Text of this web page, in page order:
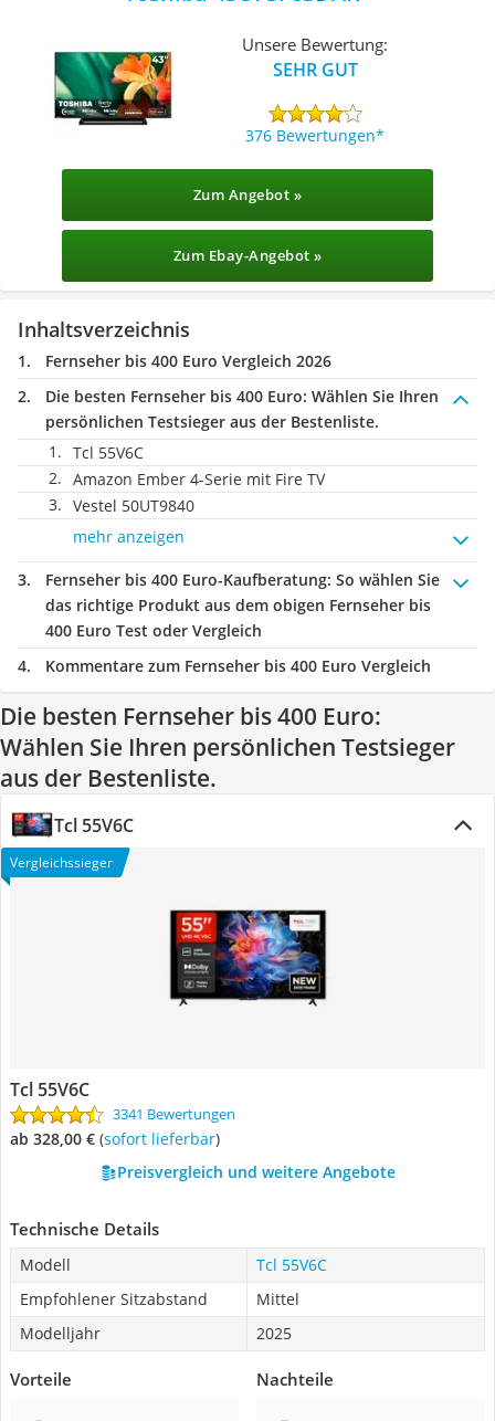
Unsere Bewertung:
SEHR GUT
376 Bewertungen
Zum Angebot »
Zum Ebay-Angebot »
Inhaltsverzeichnis
Fernseher bis 400 Euro Vergleich 2026
Die besten Fernseher bis 400 Euro: Wählen Sie Ihren
persönlichen Testsieger aus der Bestenliste.
Tcl 55V6C
Amazon Ember 4-Serie mit Fire TV
Vestel 50UT9840
mehr anzeigen
Fernseher bis 400 Euro-Kaufberatung: So wählen Sie
das richtige Produkt aus dem obigen Fernseher bis
400 Euro Test oder Vergleich
Kommentare zum Fernseher bis 400 Euro Vergleich
Die besten Fernseher bis 400 Euro:
Wählen Sie Ihren persönlichen Testsieger
aus der Bestenliste.
Tcl 55V6C
Vergleichssieger
Tcl 55V6C
3341 Bewertungen
ab 328,00 € ( Sofort lieferbar)
Preisvergleich und weitere Angebote
Technische Details
Modell
Tcl 55V6C
Empfohlener Sitzabstand
Mittel
Modelljahr
2025
Vorteile Nachteile